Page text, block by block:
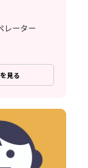
レーター
見る